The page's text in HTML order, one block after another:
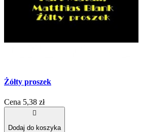
Żółty proszek
Cena 5,38 zł

Dodaj do koszyka